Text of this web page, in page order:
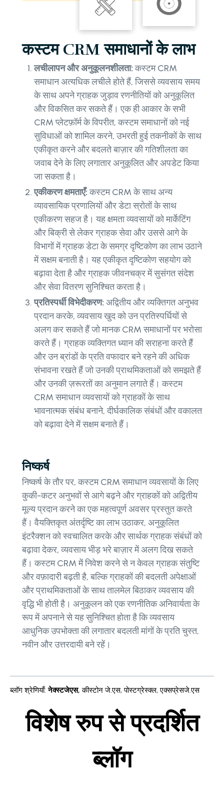
कस्टम CRM समाधानों के लाभ
लचीलापन और अनुकूलनशीलता:कस्टम CRM
समाधान अत्यधिक लचीले होते हैं, जिससे व्यवसाय समय
के साथ अपने ग्राहक जुड़ाव रणनीतियों को अनुकूलित
और विकसित कर सकते हैं। एक ही आकार के सभी
CRM प्लेटफ़ॉर्म के विपरीत, कस्टम समाधानों को नई
सुविधाओं को शामिल करने, उभरती हुई तकनीकों के साथ
एकीकृत करने और बदलते बाज़ार की गतिशीलता का
जवाब देने के लिए लगातार अनुकूलित और अपडेट किया
जा सकता है।
एकीकरण क्षमताएँ:कस्टम CRM के साथ अन्य
व्यावसायिक प्रणालियों और डेटा स्रोतों के साथ
एकीकरण सहज है। यह क्षमता व्यवसायों को मार्केटिंग
और बिक्री से लेकर ग्राहक सेवा और उससे आगे के
विभागों में ग्राहक डेटा के समग्र दृष्टिकोण का लाभ उठाने
में सक्षम बनाती है। यह एकीकृत दृष्टिकोण सहयोग को
बढ़ावा देता है और ग्राहक जीवनचक्र में सुसंगत संदेश
और सेवा वितरण सुनिश्चित करता है।
प्रतिस्पर्धी विभेदीकरण: अद्वितीय और व्यक्तिगत अनुभव
प्रदान करके, व्यवसाय खुद को उन प्रतिस्पर्धियों से
अलग कर सकते हैं जो मानक CRM समाधानों पर भरोसा
करते हैं। ग्राहक व्यक्तिगत ध्यान की सराहना करते हैं
और उन ब्रांडों के प्रति वफादार बने रहने की अधिक
संभावना रखते हैं जो उनकी प्राथमिकताओं को समझते हैं
और उनकी ज़रूरतों का अनुमान लगाते हैं। कस्टम
CRM समाधान व्यवसायों को ग्राहकों के साथ
भावनात्मक संबंध बनाने, दीर्घकालिक संबंधों और वकालत
को बढ़ावा देने में सक्षम बनाते हैं।
निष्कर्ष
निष्कर्ष के तौर पर, कस्टम CRM समाधान व्यवसायों के लिए
कुकी-कटर अनुभवों से आगे बढ़ने और ग्राहकों को अद्वितीय
मूल्य प्रदान करने का एक महत्वपूर्ण अवसर प्रस्तुत करते
हैं। वैयक्तिकृत अंतर्दृष्टि का लाभ उठाकर, अनुकूलित
इंटरैक्शन को स्वचालित करके और सार्थक ग्राहक संबंधों को
बढ़ावा देकर, व्यवसाय भीड़ भरे बाज़ार में अलग दिख सकते
हैं। कस्टम CRM में निवेश करने से न केवल ग्राहक संतुष्टि
और वफ़ादारी बढ़ती है, बल्कि ग्राहकों की बदलती अपेक्षाओं
और प्राथमिकताओं के साथ तालमेल बिठाकर व्यवसाय की
वृद्धि भी होती है। अनुकूलन को एक रणनीतिक अनिवार्यता के
रूप में अपनाने से यह सुनिश्चित होता है कि व्यवसाय
आधुनिक उपभोक्ता की लगातार बदलती मांगों के प्रति चुस्त,
नवीन और उत्तरदायी बने रहें।
ब्लॉग श्रेणियाँ: नेक्स्टजेएस, कीस्टोन जे.एस,पोस्टग्रेस्क्ल,एक्सप्रेसजे.एस
विशेष रुप से प्रदर्शित
ब्लॉग